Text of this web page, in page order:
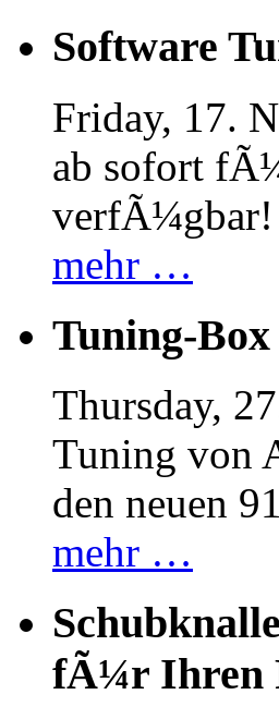
Software
Friday, 17.
ab sofort
verfÃ¼gbar!
mehr …
Tuning-
Thursday,
Tuning von
den neuen
mehr …
fÃ¼r Ihren